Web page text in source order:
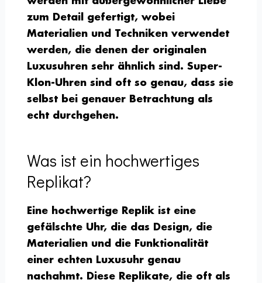
zum Detail gefertigt, wobei
Materialien und Techniken verwendet
werden, die denen der originalen
Luxusuhren sehr ähnlich sind. Super-
Klon-Uhren sind oft so genau, dass sie
selbst bei genauer Betrachtung als
echt durchgehen.
Was ist ein hochwertiges
Replikat?
Eine hochwertige Replik ist eine
gefälschte Uhr, die das Design, die
Materialien und die Funktionalität
einer echten Luxusuhr genau
nachahmt. Diese Replikate, die oft als